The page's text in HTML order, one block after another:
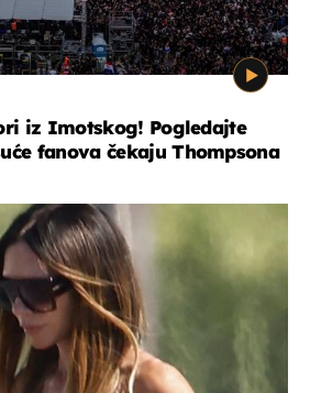
iz Imotskog! Pogledajte
fanova čekaju Thompsona